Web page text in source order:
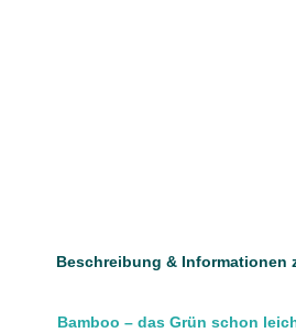
Beschreibung & Informationen
Bamboo – das Grün schon